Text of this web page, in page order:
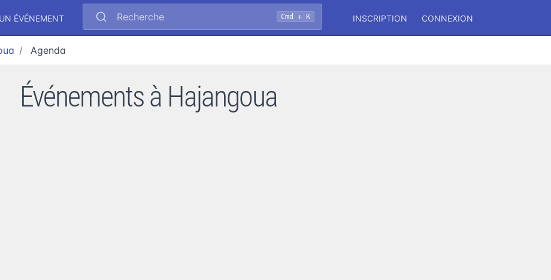
ÉVÉNEMENT Recherche Cmd + K INSCRIPTION CONNEXION
Agenda
Événements à Hajangoua